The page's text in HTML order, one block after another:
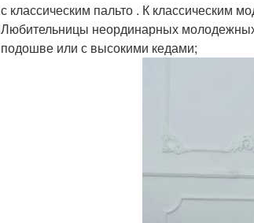
с классическим пальто . К классическим
Любительницы неординарных
подошве или с высокими кедами;